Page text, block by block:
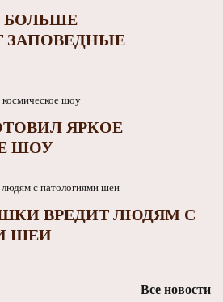
БОЛЬШЕ
ЗАПОВЕДНЫЕ
ЯРКОЕ
ШОУ
ВРЕДИТ ЛЮДЯМ С
ШЕИ
Все новости